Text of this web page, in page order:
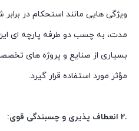
ویژگی هایی مانند استحکام در
مدت، به چسب دو طرفه پارچه ای
بسیاری از صنایع و پروژه های
مؤثر مورد استفاده قرار گیرد.
.2 انعطاف پذیری و چسبندگی قوی: